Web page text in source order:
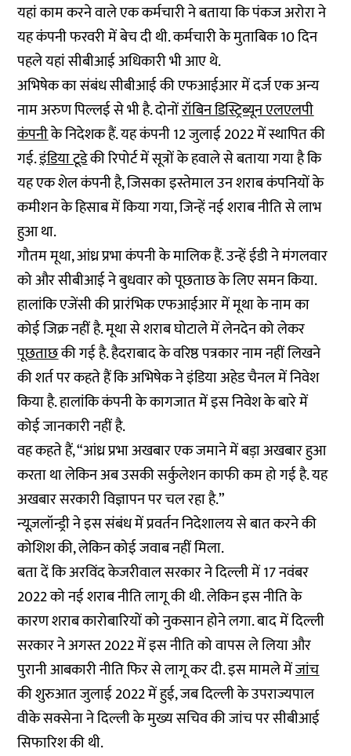
यहां काम करने वाले एक कर्मचारी ने बताया कि पंकज अरोरा ने
यह कंपनी फरवरी में बेच दी थी. कर्मचारी के मुताबिक 10 दिन
पहले यहां सीबीआई अधिकारी भी आए थे.
अभिषेक का संबंध सीबीआई की एफआईआर में दर्ज एक अन्य
नाम अरुण पिल्लई से भी है. दोनोंरॉबिन डिस्ट्रिब्यून एलएलपी
कंपनीके निदेशक हैं. यह कंपनी 12 जुलाई 2022 में स्थापित की
गई.इंडिया टूडेकी रिपोर्ट में सूत्रों के हवाले से बताया गया है कि
यह एक शेल कंपनी है, जिसका इस्तेमाल उन शराब कंपनियों के
कमीशन के हिसाब में किया गया, जिन्हें नई शराब नीति से लाभ
हुआ था.
गौतम मूथा, आंध्र प्रभा कंपनी के मालिक हैं. उन्हें ईडी ने मंगलवार
को और सीबीआई ने बुधवार को पूछताछ के लिए समन किया.
हालांकि एजेंसी की प्रारंभिक एफआईआर में मूथा के नाम का
कोई जिक्र नहीं है. मूथा से शराब घोटाले में लेनदेन को लेकर
पूछताछकी गई है. हैदराबाद के वरिष्ठ पत्रकार नाम नहीं लिखने
की शर्त पर कहते हैं कि अभिषेक ने इंडिया अहेड चैनल में निवेश
किया है. हालांकि कंपनी के कागजात में इस निवेश के बारे में
कोई जानकारी नहीं है.
वह कहते हैं, “आंध्र प्रभा अखबार एक जमाने में बड़ा अखबार हुआ
करता था लेकिन अब उसकी सर्कुलेशन काफी कम हो गई है. यह
अखबार सरकारी विज्ञापन पर चल रहा है.”
न्यूज़लॉन्ड्री ने इस संबंध में प्रवर्तन निदेशालय से बात करने की
कोशिश की, लेकिन कोई जवाब नहीं मिला.
बता दें कि अरविंद केजरीवाल सरकार ने दिल्ली में 17 नवंबर
2022 को नई शराब नीति लागू की थी. लेकिन इस नीति के
कारण शराब कारोबारियों को नुकसान होने लगा. बाद में दिल्ली
सरकार ने अगस्त 2022 में इस नीति को वापस ले लिया और
पुरानी आबकारी नीति फिर से लागू कर दी. इस मामले मेंजांच
की शुरुआत जुलाई 2022 में हुई, जब दिल्ली के उपराज्यपाल
वीके सक्सेना ने दिल्ली के मुख्य सचिव की जांच पर सीबीआई
सिफारिश की थी.